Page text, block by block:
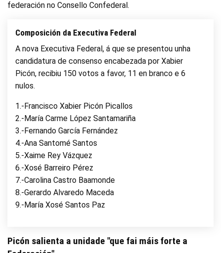
federación no Consello Confederal.
Composición da Executiva Federal
A nova Executiva Federal, á que se presentou unha
candidatura de consenso encabezada por Xabier
Picón, recibiu 150 votos a favor, 11 en branco e 6
nulos.
1.-Francisco Xabier Picón Picallos
2.-María Carme López Santamariña
3.-Fernando García Fernández
4.-Ana Santomé Santos
5.-Xaime Rey Vázquez
6.-Xosé Barreiro Pérez
7.-Carolina Castro Baamonde
8.-Gerardo Alvaredo Maceda
9.-María Xosé Santos Paz
Picón salienta a unidade "que fai máis forte a